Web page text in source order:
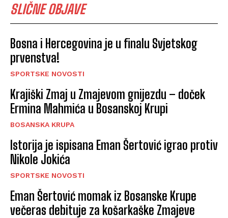
SLIČNE OBJAVE
Bosna i Hercegovina je u finalu Svjetskog
prvenstva!
SPORTSKE NOVOSTI
Krajiški Zmaj u Zmajevom gnijezdu – doček
Ermina Mahmića u Bosanskoj Krupi
BOSANSKA KRUPA
Istorija je ispisana Eman Šertović igrao protiv
Nikole Jokića
SPORTSKE NOVOSTI
Eman Šertović momak iz Bosanske Krupe
večeras debituje za košarkaške Zmajeve